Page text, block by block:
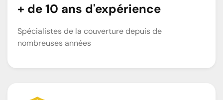
+ de 10 ans d'expérience
Spécialistes de la couverture depuis de
nombreuses années